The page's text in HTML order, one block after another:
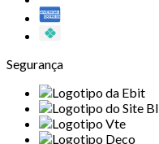
Segurança